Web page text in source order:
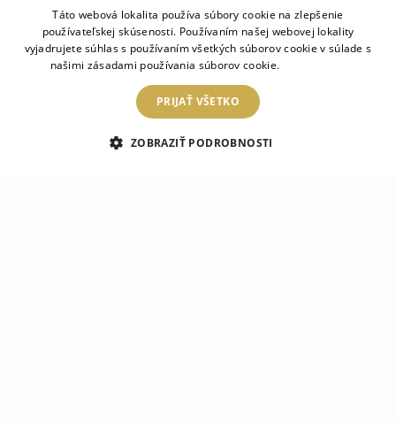
motívom
84.99 €
Táto webová lokalita používa súbory cookie na zlepšenie
používateľskej skúsenosti. Používaním našej webovej lokality
vyjadrujete súhlas s používaním všetkých súborov cookie v súlade s
našimi zásadami používania súborov cookie.
PRIJAŤ VŠETKO
ZOBRAZIŤ PODROBNOSTI